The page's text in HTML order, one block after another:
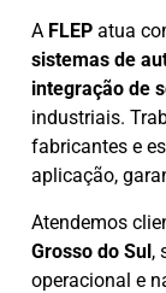
A FLEP atua
sistemas de
integração de
industriais.
fabricantes e
aplicação,
Atendemos
Grosso do Sul,
operacional e